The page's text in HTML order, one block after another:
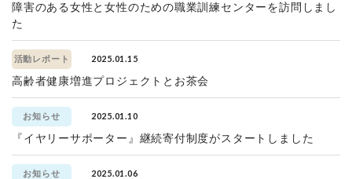
障害のある女性と女性のための職業訓練センターを訪問しまし
た
活動レポート 2025.01.15
高齢者健康増進プロジェクトとお茶会
お知らせ 2025.01.10
『イヤリーサポーター』継続寄付制度がスタートしました
お知らせ 2025.01.06